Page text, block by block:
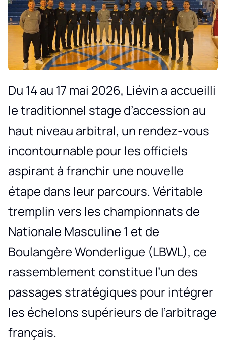
Du 14 au 17 mai 2026, Liévin a accueilli
le traditionnel stage d’accession au
haut niveau arbitral, un rendez-vous
incontournable pour les officiels
aspirant à franchir une nouvelle
étape dans leur parcours. Véritable
tremplin vers les championnats de
Nationale Masculine 1 et de
Boulangère Wonderligue (LBWL), ce
rassemblement constitue l’un des
passages stratégiques pour intégrer
les échelons supérieurs de l’arbitrage
français.